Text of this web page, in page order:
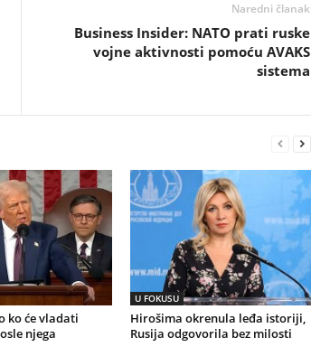
Naredni članak
Business Insider: NATO prati ruske
vojne aktivnosti pomoću AVAKS
sistema
ko će vladati
njega
U FOKUSU
Hirošima okrenula leđa istoriji,
Rusija odgovorila bez milosti